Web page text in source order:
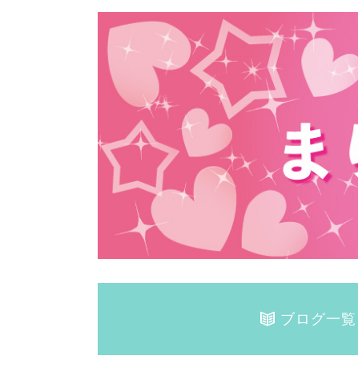
ブログ一覧